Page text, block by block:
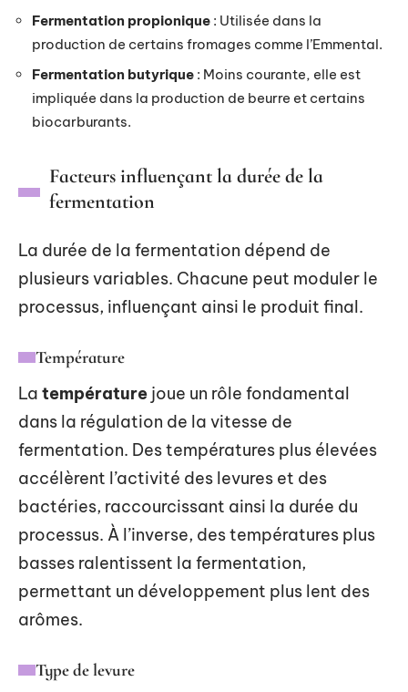
Fermentation propionique : Utilisée dans la
production de certains fromages comme l’Emmental.
Fermentation butyrique : Moins courante, elle est
impliquée dans la production de beurre et certains
biocarburants.
Facteurs influençant la durée de la
fermentation
La durée de la fermentation dépend de
plusieurs variables. Chacune peut moduler le
processus, influençant ainsi le produit final.
Température
La température joue un rôle fondamental
dans la régulation de la vitesse de
fermentation. Des températures plus élevées
accélèrent l’activité des levures et des
bactéries, raccourcissant ainsi la durée du
processus. À l’inverse, des températures plus
basses ralentissent la fermentation,
permettant un développement plus lent des
arômes.
Type de levure